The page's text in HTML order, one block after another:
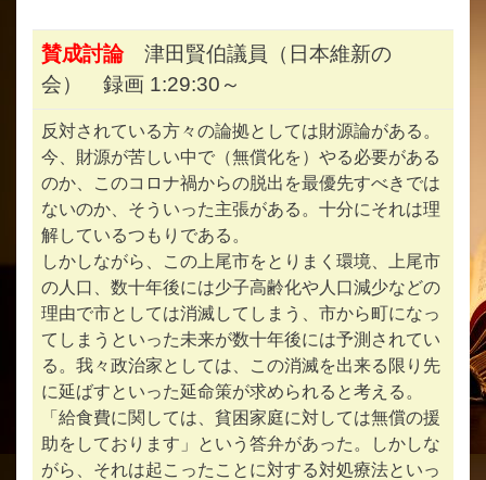
賛成討論 津田賢伯議員（日本維新の
会） 録画 1:29:30～
反対されている方々の論拠としては財源論がある。
今、財源が苦しい中で（無償化を）やる必要がある
のか、このコロナ禍からの脱出を最優先すべきでは
ないのか、そういった主張がある。十分にそれは理
解しているつもりである。
しかしながら、この上尾市をとりまく環境、上尾市
の人口、数十年後には少子高齢化や人口減少などの
理由で市としては消滅してしまう、市から町になっ
てしまうといった未来が数十年後には予測されてい
る。我々政治家としては、この消滅を出来る限り先
に延ばすといった延命策が求められると考える。
「給食費に関しては、貧困家庭に対しては無償の援
助をしております」という答弁があった。しかしな
がら、それは起こったことに対する対処療法といっ